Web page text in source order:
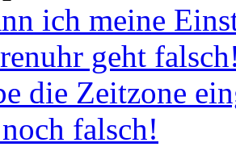
ich meine
geht
die Zeitzone
falsch!